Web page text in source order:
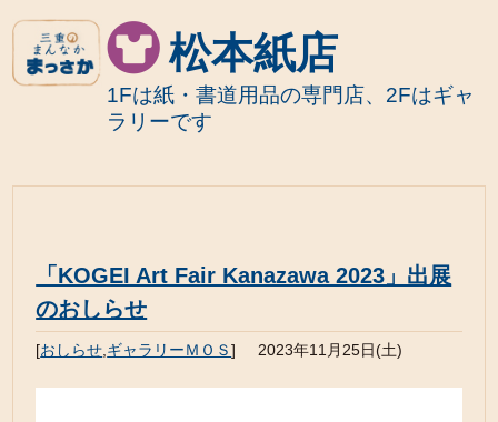
松本紙店
1Fは紙・書道用品の専門店、2Fはギャ
ラリーです
「KOGEI Art Fair Kanazawa 2023」出展
のおしらせ
[おしらせ ギャラリーＭＯＳ] 2023年11月25日(土)